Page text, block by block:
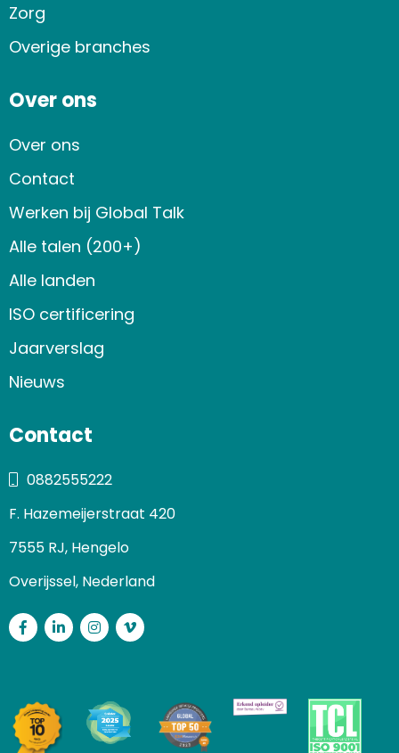
Zorg
Overige branches
Over ons
Over ons
Contact
Werken bij Global Talk
Alle talen (200+)
Alle landen
ISO certificering
Jaarverslag
Nieuws
Contact
0882555222
F. Hazemeijerstraat 420
7555 RJ, Hengelo
Overijssel, Nederland
Facebook
LinkedInInstagram
Vimeo